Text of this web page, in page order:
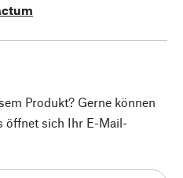
Produkt? Gerne können
öffnet sich Ihr E-Mail-